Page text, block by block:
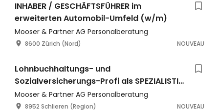
INHABER / GESCHÄFTSFÜHRER im
erweiterten Automobil-Umfeld (w/m)
Mooser & Partner AG Personalberatung
8600 Zürich (Nord) NOUVEAU
Lohnbuchhaltungs- und
Sozialversicherungs-Profi als SPEZIALISTIN
PAYROLL 80 – 100 % (m/w)
Mooser & Partner AG Personalberatung
8952 Schlieren (Region) NOUVEAU